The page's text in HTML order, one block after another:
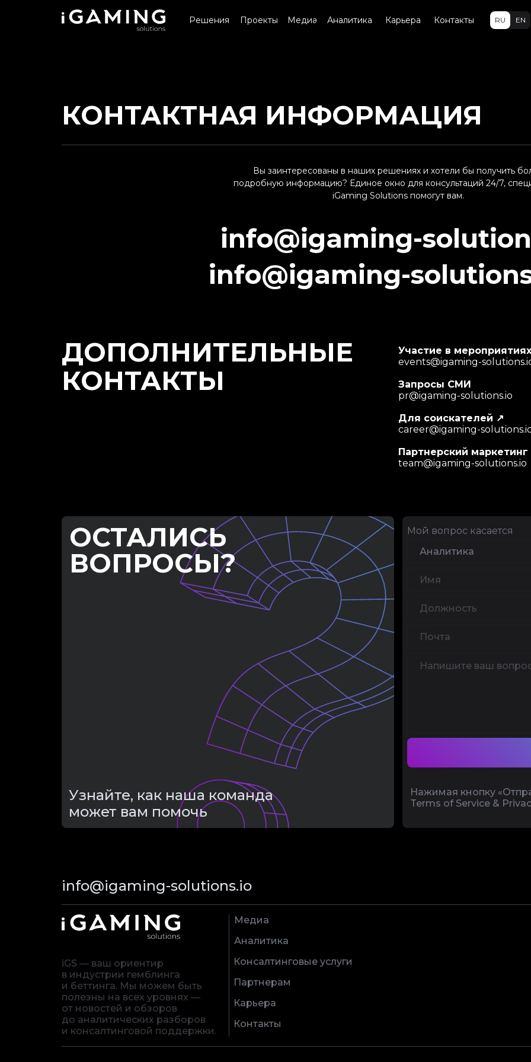
RU EN
Решения Проекты Медиа Аналитика Контакты
Карьера
КОНТАКТНАЯ ИНФОРМАЦИЯ
info@igaming-
Вы заинтересованы в наших решениях и хотели бы получить
подробную информацию? Единое окно для консультаций 24/7,
iGaming Solutions помогут вам.
info@igaming-
Участие в мероприятиях
events@igaming-
Запросы СМИ
pr@igaming-solutions.io
Для соискателей ↗
career@igaming-
Партнерский маркетинг
team@igaming-solutions.io
ДОПОЛНИТЕЛЬНЫЕ
КОНТАКТЫ
Мой вопрос касается
Нажимая кнопку
Terms of Service &
ОСТАЛИСЬ
ВОПРОСЫ?
Узнайте, как наша команда
может вам помочь
info@igaming-solutions.io
iGS — ваш ориентир
в индустрии гемблинга
и беттинга. Мы можем быть
полезны на всех уровнях —
от новостей и обзоров
до аналитических разборов
и консалтинговой поддержки.
Аналитика
Медиа
Консалтинговые услуги
Контакты
Карьера
Партнерам